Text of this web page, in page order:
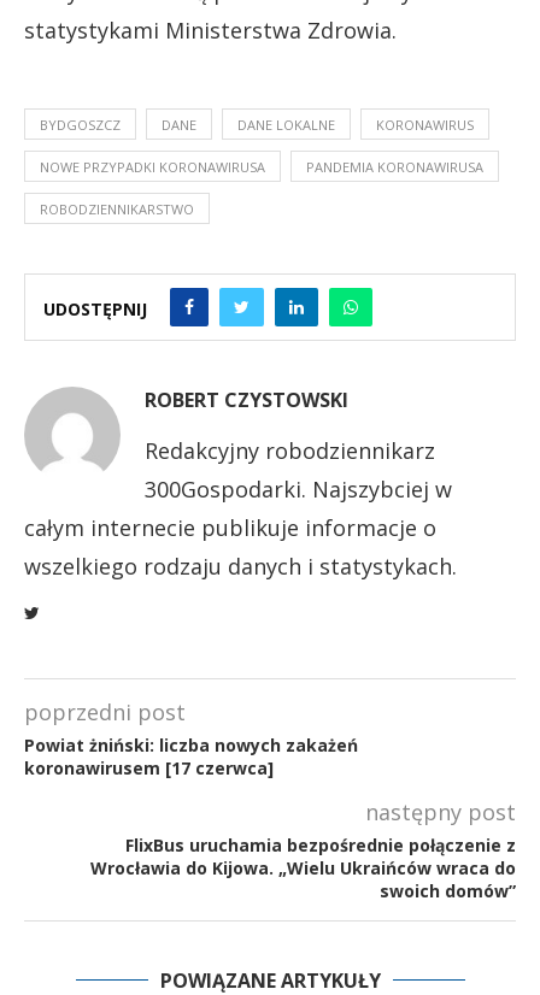
statystykami Ministerstwa Zdrowia.
BYDGOSZCZ DANE DANE LOKALNE KORONAWIRUS
NOWE PRZYPADKI KORONAWIRUSA PANDEMIA KORONAWIRUSA
ROBODZIENNIKARSTWO
UDOSTĘPNIJ
ROBERT CZYSTOWSKI
Redakcyjny robodziennikarz
300Gospodarki. Najszybciej w
całym internecie publikuje informacje o
wszelkiego rodzaju danych i statystykach.
poprzedni post
Powiat żniński: liczba nowych zakażeń
koronawirusem [17 czerwca]
następny post
FlixBus uruchamia bezpośrednie połączenie z
Wrocławia do Kijowa. „Wielu Ukraińców wraca do
swoich domów”
POWIĄZANE ARTYKUŁY